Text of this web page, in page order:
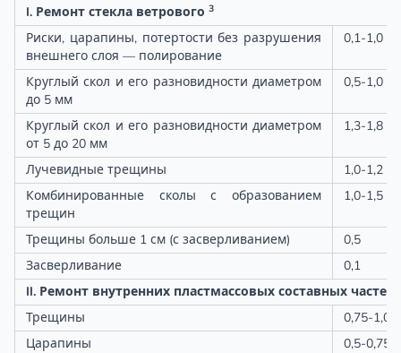
I. Ремонт стекла ветрового 3
Риски, царапины, потертости без разрушения
внешнего слоя — полирование
0,1-1,0
Круглый скол и его разновидности диаметром
до 5 мм
0,5-1,0
Круглый скол и его разновидности диаметром
от 5 до 20 мм
1,3-1,8
Лучевидные трещины
1,0-1,2
Комбинированные сколы с образованием
трещин
1,0-1,5
Трещины больше 1 см (с засверливанием)
0,5
Засверливание
0,1
II. Ремонт внутренних пластмассовых составных частей
Трещины
0,75-1,0
Царапины
0,5-0,75